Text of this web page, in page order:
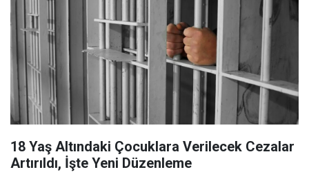
18 Yaş Altındaki Çocuklara Verilecek Cezalar
Artırıldı, İşte Yeni Düzenleme